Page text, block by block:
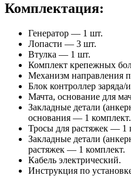
Комплектация:
Генератор — 1 шт.
Лопасти — 3 шт.
Втулка — 1 шт.
Комплект крепежных
Механизм направления
Блок контроллер
Мачта, основание для
Закладные детали
основания — 1 комплект.
Тросы для растяжек — 1
Закладные детали
растяжек — 1 комплект.
Кабель электрический.
Инструкция по